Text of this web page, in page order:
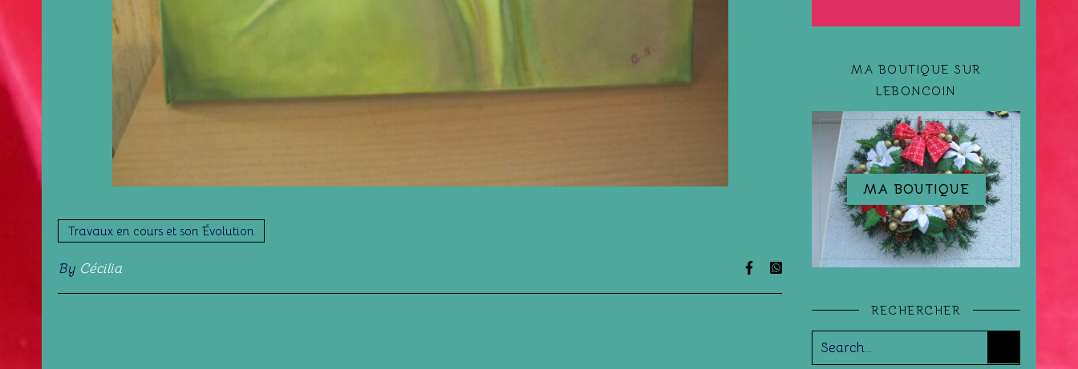
Travaux en cours et son Évolution
By Cécilia
MA BOUTIQUE SUR
LEBONCOIN
MA BOUTIQUE
RECHERCHER